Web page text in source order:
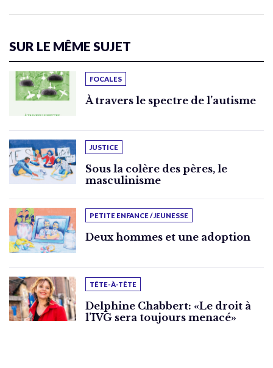
SUR LE MÊME SUJET
FOCALES
À travers le spectre de l’autisme
JUSTICE
Sous la colère des pères, le
masculinisme
PETITE ENFANCE / JEUNESSE
Deux hommes et une adoption
TÊTE-À-TÊTE
Delphine Chabbert: «Le droit à
l’IVG sera toujours menacé»